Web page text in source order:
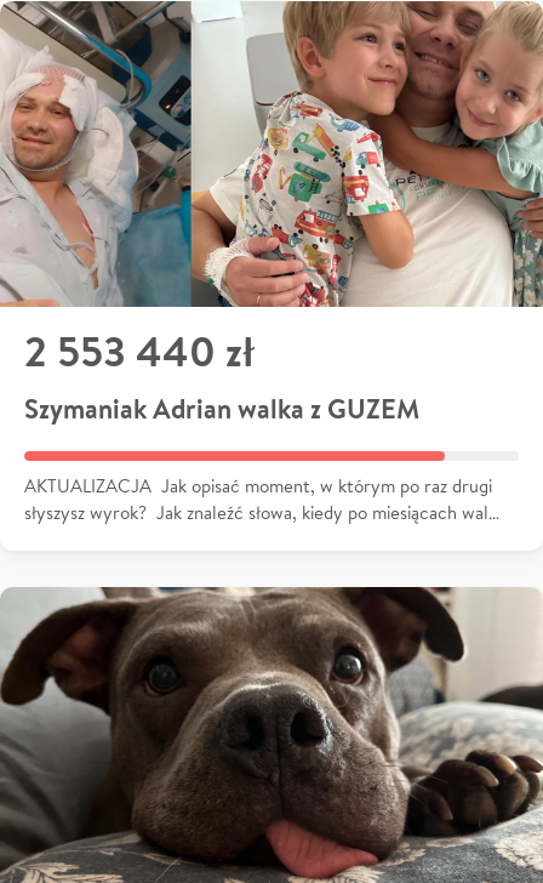
2 553 440 zł
Szymaniak Adrian walka z GUZEM
AKTUALIZACJA Jak opisać moment, w którym po raz drugi
słyszysz wyrok? Jak znaleźć słowa, kiedy po miesiącach wal…